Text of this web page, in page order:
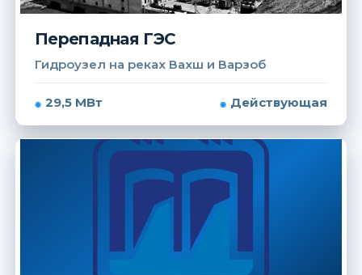
Перепадная ГЭС
Гидроузел на реках Вахш и Варзоб
29,5 МВт Действующая